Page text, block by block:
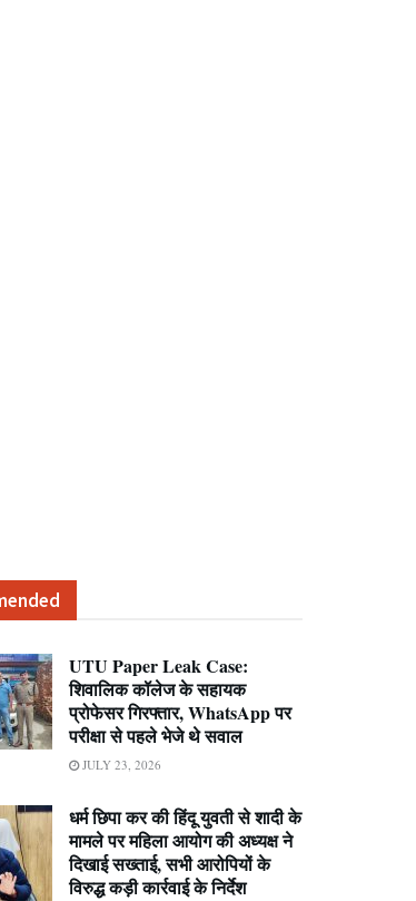
UTU Paper Leak Case:
शिवालिक कॉलेज के सहायक
प्रोफेसर गिरफ्तार, WhatsApp पर
परीक्षा से पहले भेजे थे सवाल
JULY 23, 2026
धर्म छिपा कर की हिंदू युवती से शादी के
मामले पर महिला आयोग की अध्यक्ष ने
दिखाई सख्ताई, सभी आरोपियों के
विरुद्ध कड़ी कार्रवाई के निर्देश